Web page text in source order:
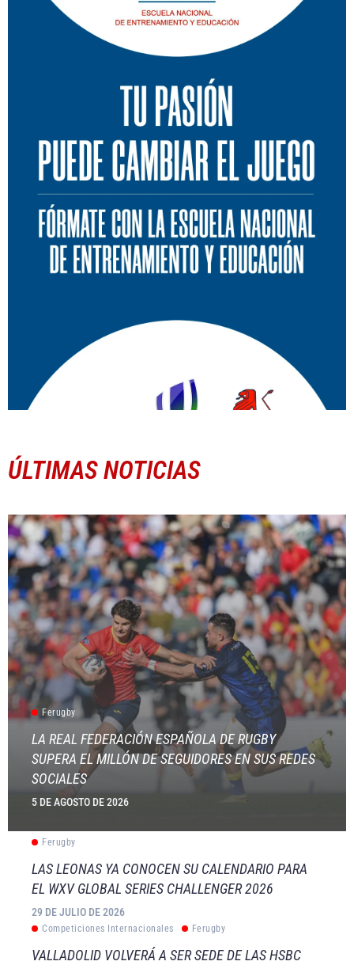
ÚLTIMAS NOTICIAS
Ferugby
LA REAL FEDERACIÓN ESPAÑOLA DE RUGBY
SUPERA EL MILLÓN DE SEGUIDORES EN SUS REDES
SOCIALES
5 DE AGOSTO DE 2026
Ferugby
LAS LEONAS YA CONOCEN SU CALENDARIO PARA
EL WXV GLOBAL SERIES CHALLENGER 2026
29 DE JULIO DE 2026
Competiciones Internacionales Ferugby
VALLADOLID VOLVERÁ A SER SEDE DE LAS HSBC